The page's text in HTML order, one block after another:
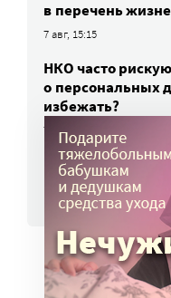
в перечень
7 авг, 15:15
НКО часто
о персональных
избежать?
7 авг, 13:13
ВСЕ НОВОСТИ